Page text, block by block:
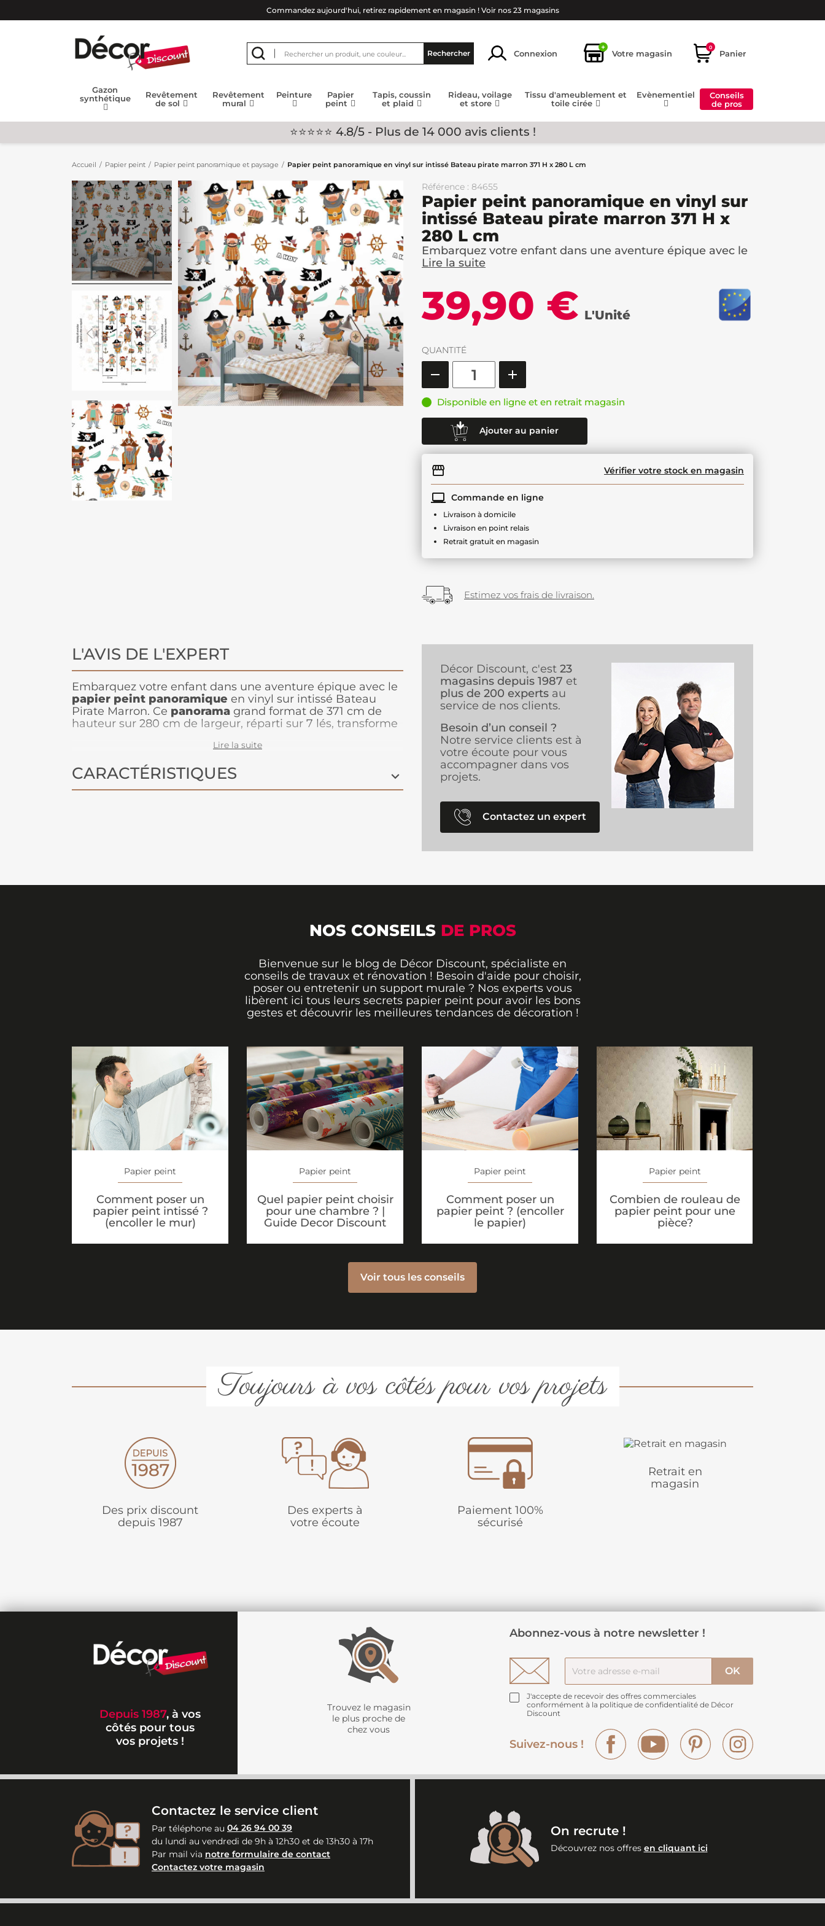
Commandez aujourd'hui, retirez rapidement en magasin ! Voir nos 23 magasins
Rechercher Connexion
+
Votre magasin
0
Panier
Gazon
synthétique
Revêtement
de sol
Revêtement
mural
Peinture
Papier
peint
Tapis, coussin
et plaid
Rideau, voilage
et store
Tissu d'ameublement et
toile cirée
Evènementiel
Conseils
de pros
⭐⭐⭐⭐⭐ 4.8/5 - Plus de 14 000 avis clients !
Accueil Papier peint Papier peint panoramique et paysage Papier peint panoramique en vinyl sur intissé Bateau pirate marron 371 H x 280 L cm
Référence : 84655
Papier peint panoramique en vinyl sur
intissé Bateau pirate marron 371 H x
280 L cm
Embarquez votre enfant dans une aventure épique avec le
Lire la suite
39,90 € L'Unité
QUANTITÉ
Disponible en ligne et en retrait magasin
Ajouter au panier
Vérifier votre stock en magasin
Commande en ligne
Livraison à domicile
Livraison en point relais
Retrait gratuit en magasin
Estimez vos frais de livraison.
L'AVIS DE L'EXPERT
Embarquez votre enfant dans une aventure épique avec le
papier peint panoramique en vinyl sur intissé Bateau
Pirate Marron. Ce panorama grand format de 371 cm de
hauteur sur 280 cm de largeur, réparti sur 7 lés, transforme
les océans. Avec ses teintes marron authentiques et ses
au cœur d’histoires pleines de trésors cachés et de voyages
Facile à installer et à entretenir
Lire la suite
CARACTÉRISTIQUES
Décor Discount, c'est 23
magasins depuis 1987 et
plus de 200 experts au
service de nos clients.
Besoin d’un conseil ?
Notre service clients est à
votre écoute pour vous
accompagner dans vos
projets.
Contactez un expert
NOS CONSEILS DE PROS
Bienvenue sur le blog de Décor Discount, spécialiste en
conseils de travaux et rénovation ! Besoin d'aide pour choisir,
poser ou entretenir un support murale ? Nos experts vous
libèrent ici tous leurs secrets papier peint pour avoir les bons
gestes et découvrir les meilleures tendances de décoration !
Papier peint
Comment poser un
papier peint intissé ?
(encoller le mur)
Papier peint
Quel papier peint choisir
pour une chambre ? |
Guide Decor Discount
Papier peint
Comment poser un
papier peint ? (encoller
le papier)
Papier peint
Combien de rouleau de
papier peint pour une
pièce?
Voir tous les conseils
Toujours à vos côtés pour vos projets
Des prix discount
depuis 1987
Des experts à
votre écoute
Paiement 100%
sécurisé
Retrait en
magasin
Depuis 1987, à vos
côtés pour tous
vos projets !
Trouvez le magasin
le plus proche de
chez vous
Abonnez-vous à notre newsletter !
J'accepte de recevoir des offres commerciales
conformément à la politique de confidentialité de Décor
Discount
Suivez-nous !
Facebook YouTube Pinterest
Contactez le service client
Par téléphone au 04 26 94 00 39
du lundi au vendredi de 9h à 12h30 et de 13h30 à 17h
Par mail via notre formulaire de contact
Contactez votre magasin
On recrute !
Découvrez nos offres en cliquant ici